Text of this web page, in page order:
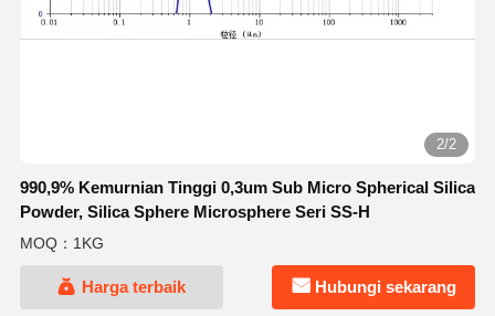
2/2
990,9% Kemurnian Tinggi 0,3um Sub Micro Spherical Silica
Powder, Silica Sphere Microsphere Seri SS-H
MOQ：1KG
Harga terbaik Hubungi sekarang